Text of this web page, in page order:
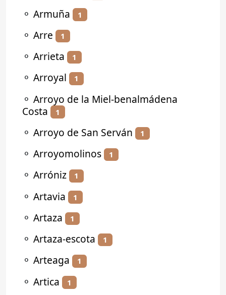
⚬ Armuña 1
⚬ Arre 1
⚬ Arrieta 1
⚬ Arroyal 1
⚬ Arroyo de la Miel-benalmádena
Costa
1
⚬ Arroyo de San Serván 1
⚬ Arroyomolinos 1
⚬ Arróniz 1
⚬ Artavia 1
⚬ Artaza 1
⚬ Artaza-escota 1
⚬ Arteaga 1
⚬ Artica 1